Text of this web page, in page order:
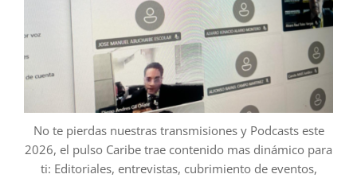
No te pierdas nuestras transmisiones y Podcasts este
2026, el pulso Caribe trae contenido mas dinámico para
ti: Editoriales, entrevistas, cubrimiento de eventos,